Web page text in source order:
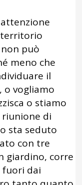
territorio
può
meno che
il
o vogliamo
o stiamo
di
sta seduto
con tre
giardino, corre
fuori dai